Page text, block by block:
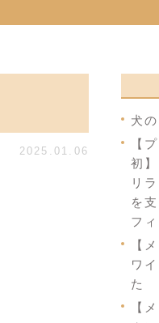
2025.01.06
犬
【
初
リ
を
フ
【
ワ
た
【